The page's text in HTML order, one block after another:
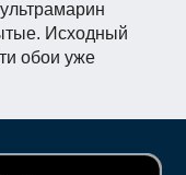
Исходный
обои уже